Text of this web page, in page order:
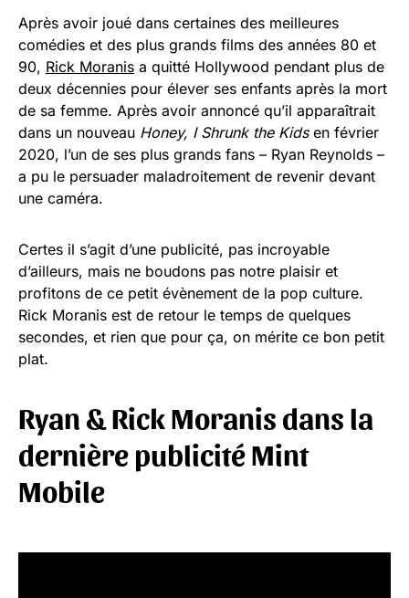
Après avoir joué dans certaines des meilleures
comédies et des plus grands films des années 80 et
90, Rick Moranis a quitté Hollywood pendant plus de
deux décennies pour élever ses enfants après la mort
de sa femme. Après avoir annoncé qu’il apparaîtrait
dans un nouveau Honey, I Shrunk the Kidsen février
2020, l’un de ses plus grands fans – Ryan Reynolds –
a pu le persuader maladroitement de revenir devant
une caméra.
Certes il s’agit d’une publicité, pas incroyable
d’ailleurs, mais ne boudons pas notre plaisir et
profitons de ce petit évènement de la pop culture.
Rick Moranis est de retour le temps de quelques
secondes, et rien que pour ça, on mérite ce bon petit
plat.
Ryan & Rick Moranis dans la
dernière publicité Mint
Mobile